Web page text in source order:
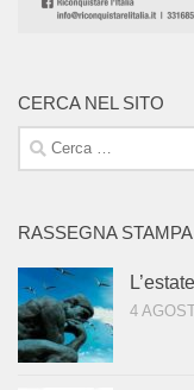
CERCA NEL SITO
Ricerca
per:
RASSEGNA STAMPA
4